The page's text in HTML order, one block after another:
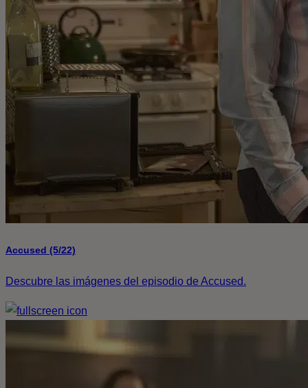
Accused (5/22)
Descubre las imágenes del episodio de Accused.